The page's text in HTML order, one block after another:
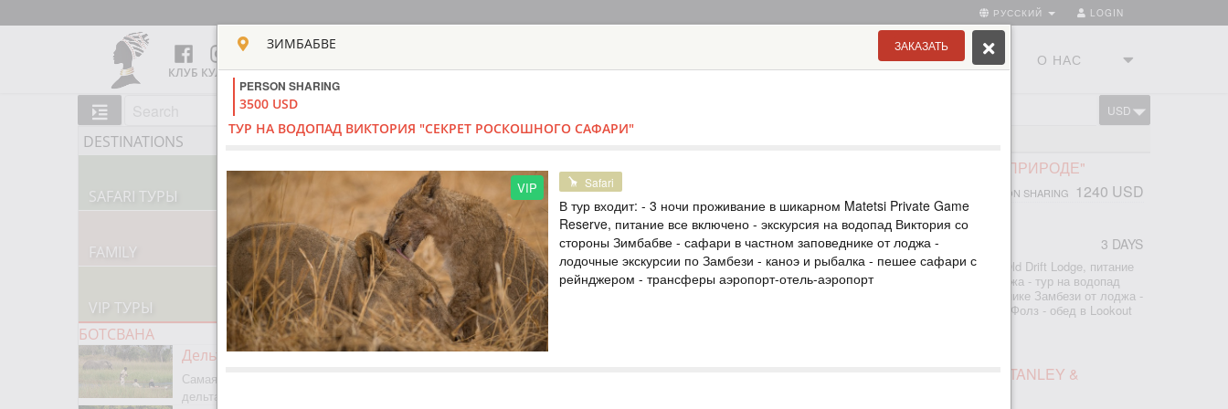
LOGIN
РУССКИЙ
КЛУБ КУЛЬТ АФРИКИ
ТУРСТУДИЯ О НАС
USD
DESTINATIONS
SAFARI ТУРЫ
FAMILY
VIP ТУРЫ
РОСКОШНАЯ КОЛЛЕКЦИЯ
БОТСВАНА
Дельта Окаванго
Самая большая внутренняя
дельта планеты
ТУР НА ВОДОПАД ВИКТОРИЯ "БЛИЖЕ К ПРИРОДЕ"
PERSON SHARING 1240 USD
ЗИМБАБВЕ
3 DAYS
Individual
В тур входит: - 2 ночи проживание в делюкс лодже Old Drift Lodge, питание
все включено - эксклюзивные речные сафари от лоджа - тур на водопад
Виктория (со стороны Зимбабве) - сафари в заповеднике Замбези от лоджа -
пешее сафари - бесплатный шаттл в город Виктория Фолз - обед в Lookout
ТУР НА ВОДОПАД ВИКТОРИЯ В СТИЛЕ STANLEY &
ЗАКАЗАТЬ
ЗИМБАБВЕ
PERSON SHARING
3500 USD
ТУР НА ВОДОПАД ВИКТОРИЯ "СЕКРЕТ РОСКОШНОГО САФАРИ"
VIP Safari
В тур входит: - 3 ночи проживание в шикарном Matetsi Private Game
Reserve, питание все включено - экскурсия на водопад Виктория со
стороны Зимбабве - сафари в частном заповеднике от лоджа -
лодочные экскурсии по Замбези - каноэ и рыбалка - пешее сафари с
рейнджером - трансферы аэропорт-отель-аэропорт